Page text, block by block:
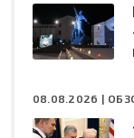
08.08.2026 |